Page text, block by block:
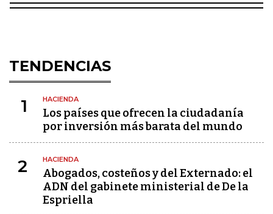
TENDENCIAS
1 HACIENDA
Los países que ofrecen la ciudadanía
por inversión más barata del mundo
2 HACIENDA
Abogados, costeños y del Externado: el
ADN del gabinete ministerial de De la
Espriella